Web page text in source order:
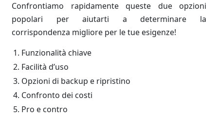
Confrontiamo rapidamente queste due opzioni
popolari per aiutarti a determinare la
corrispondenza migliore per le tue esigenze!
Funzionalità chiave
Facilità d’uso
Opzioni di backup e ripristino
Confronto dei costi
Pro e contro